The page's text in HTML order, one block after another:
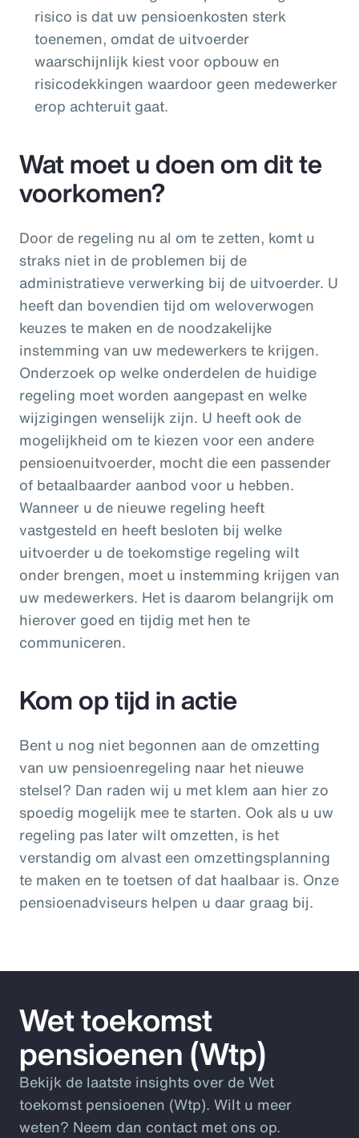
risico is dat uw pensioenkosten sterk
toenemen, omdat de uitvoerder
waarschijnlijk kiest voor opbouw en
risicodekkingen waardoor geen medewerker
erop achteruit gaat.
Wat moet u doen om dit te
voorkomen?
Door de regeling nu al om te zetten, komt u
straks niet in de problemen bij de
administratieve verwerking bij de uitvoerder. U
heeft dan bovendien tijd om weloverwogen
keuzes te maken en de noodzakelijke
instemming van uw medewerkers te krijgen.
Onderzoek op welke onderdelen de huidige
regeling moet worden aangepast en welke
wijzigingen wenselijk zijn. U heeft ook de
mogelijkheid om te kiezen voor een andere
pensioenuitvoerder, mocht die een passender
of betaalbaarder aanbod voor u hebben.
Wanneer u de nieuwe regeling heeft
vastgesteld en heeft besloten bij welke
uitvoerder u de toekomstige regeling wilt
onder brengen, moet u instemming krijgen van
uw medewerkers. Het is daarom belangrijk om
hierover goed en tijdig met hen te
communiceren.
Kom op tijd in actie
Bent u nog niet begonnen aan de omzetting
van uw pensioenregeling naar het nieuwe
stelsel? Dan raden wij u met klem aan hier zo
spoedig mogelijk mee te starten. Ook als u uw
regeling pas later wilt omzetten, is het
verstandig om alvast een omzettingsplanning
te maken en te toetsen of dat haalbaar is. Onze
pensioenadviseurs helpen u daar graag bij.
Wet toekomst
pensioenen (Wtp)
Bekijk de laatste insights over de Wet
toekomst pensioenen (Wtp). Wilt u meer
weten? Neem dan contact met ons op.